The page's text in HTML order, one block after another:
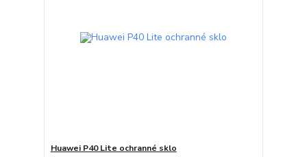
Huawei P40 Lite ochranné sklo